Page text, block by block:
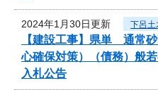
2024年1月30日更新 下呂土
【建設工事】県単 通常
心確保対策）（債務）般
入札公告